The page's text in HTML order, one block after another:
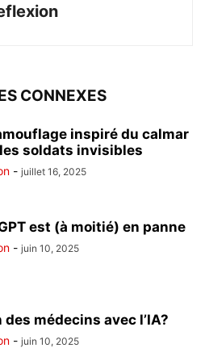
CONNEXES
inspiré du calmar
soldats invisibles
- juillet 16, 2025
est (à moitié) en panne
- juin 10, 2025
des médecins avec l’IA?
- juin 10, 2025